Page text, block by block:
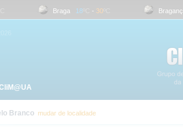
Braga 18 ºC- 30 ºC Bragança
Branco mudar de localidade